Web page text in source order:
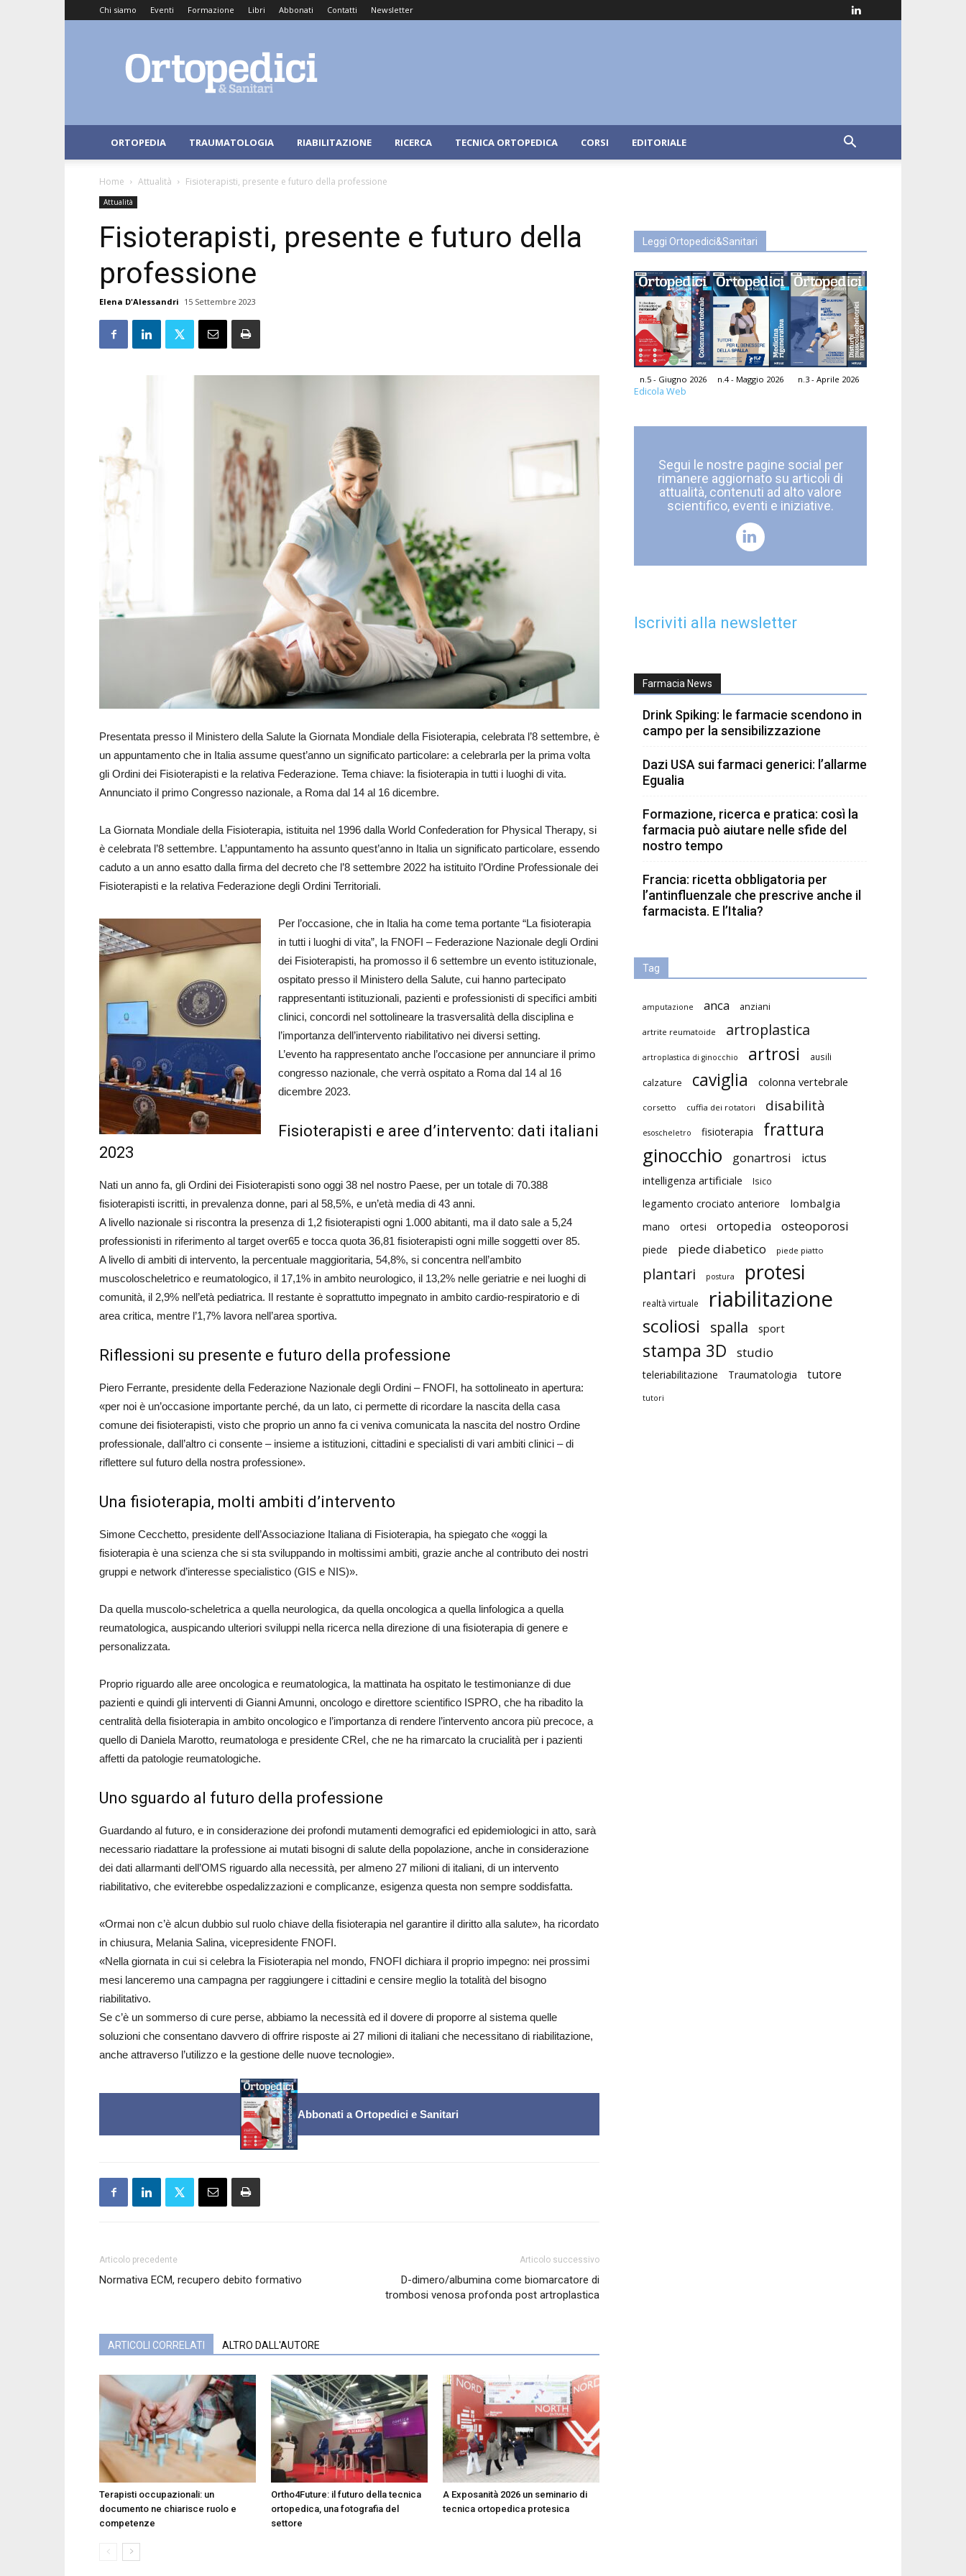
Chi siamo Eventi Formazione Libri Abbonati Contatti Newsletter
e
Sanitari
ORTOPEDIA TRAUMATOLOGIA RIABILITAZIONE RICERCA TECNICA ORTOPEDICA CORSI EDITORIALE
Home Attualità Fisioterapisti, presente e futuro della professione
Attualità
Fisioterapisti, presente e futuro della
professione
Elena D'Alessandri 15 Settembre 2023
Presentata presso il Ministero della Salute la Giornata Mondiale della Fisioterapia, celebrata l’8 settembre, è
un appuntamento che in Italia assume quest’anno un significato particolare: a celebrarla per la prima volta
gli Ordini dei Fisioterapisti e la relativa Federazione. Tema chiave: la fisioterapia in tutti i luoghi di vita.
Annunciato il primo Congresso nazionale, a Roma dal 14 al 16 dicembre.
La Giornata Mondiale della Fisioterapia, istituita nel 1996 dalla World Confederation for Physical Therapy, si
è celebrata l’8 settembre. L’appuntamento ha assunto quest’anno in Italia un significato particolare, essendo
caduto a un anno esatto dalla firma del decreto che l’8 settembre 2022 ha istituito l’Ordine Professionale dei
Fisioterapisti e la relativa Federazione degli Ordini Territoriali.
Per l’occasione, che in Italia ha come tema portante “La fisioterapia
in tutti i luoghi di vita”, la FNOFI – Federazione Nazionale degli Ordini
dei Fisioterapisti, ha promosso il 6 settembre un evento istituzionale,
ospitato presso il Ministero della Salute, cui hanno partecipato
rappresentanti istituzionali, pazienti e professionisti di specifici ambiti
clinici, concordi nel sottolineare la trasversalità della disciplina e
l’importanza dell’intervento riabilitativo nei diversi setting.
L’evento ha rappresentato anche l’occasione per annunciare il primo
congresso nazionale, che verrà ospitato a Roma dal 14 al 16
dicembre 2023.
Fisioterapisti e aree d’intervento: dati italiani
2023
Nati un anno fa, gli Ordini dei Fisioterapisti sono oggi 38 nel nostro Paese, per un totale di 70.388
fisioterapisti iscritti, in prevalenza donne, pari al 58,5%, e un’età media di 43 anni.
A livello nazionale si riscontra la presenza di 1,2 fisioterapisti ogni 1.000 abitanti, ma il dato sale a 5,24
professionisti in riferimento al target over65 e tocca quota 36,81 fisioterapisti ogni mille soggetti over 85.
A livello di ambiti di intervento, la percentuale maggioritaria, 54,8%, si concentra nell’ambito
muscoloscheletrico e reumatologico, il 17,1% in ambito neurologico, il 13,2% nelle geriatrie e nei luoghi di
comunità, il 2,9% nell’età pediatrica. Il restante è soprattutto impegnato in ambito cardio-respiratorio e di
area critica, mentre l’1,7% lavora nell’area sportiva.
Riflessioni su presente e futuro della professione
Piero Ferrante, presidente della Federazione Nazionale degli Ordini – FNOFI, ha sottolineato in apertura:
«per noi è un’occasione importante perché, da un lato, ci permette di ricordare la nascita della casa
comune dei fisioterapisti, visto che proprio un anno fa ci veniva comunicata la nascita del nostro Ordine
professionale, dall’altro ci consente – insieme a istituzioni, cittadini e specialisti di vari ambiti clinici – di
riflettere sul futuro della nostra professione».
Una fisioterapia, molti ambiti d’intervento
Simone Cecchetto, presidente dell’Associazione Italiana di Fisioterapia, ha spiegato che «oggi la
fisioterapia è una scienza che si sta sviluppando in moltissimi ambiti, grazie anche al contributo dei nostri
gruppi e network d’interesse specialistico (GIS e NIS)».
Da quella muscolo-scheletrica a quella neurologica, da quella oncologica a quella linfologica a quella
reumatologica, auspicando ulteriori sviluppi nella ricerca nella direzione di una fisioterapia di genere e
personalizzata.
Proprio riguardo alle aree oncologica e reumatologica, la mattinata ha ospitato le testimonianze di due
pazienti e quindi gli interventi di Gianni Amunni, oncologo e direttore scientifico ISPRO, che ha ribadito la
centralità della fisioterapia in ambito oncologico e l’importanza di rendere l’intervento ancora più precoce, a
quello di Daniela Marotto, reumatologa e presidente CReI, che ne ha rimarcato la crucialità per i pazienti
affetti da patologie reumatologiche.
Uno sguardo al futuro della professione
Guardando al futuro, e in considerazione dei profondi mutamenti demografici ed epidemiologici in atto, sarà
necessario riadattare la professione ai mutati bisogni di salute della popolazione, anche in considerazione
dei dati allarmanti dell’OMS riguardo alla necessità, per almeno 27 milioni di italiani, di un intervento
riabilitativo, che eviterebbe ospedalizzazioni e complicanze, esigenza questa non sempre soddisfatta.
«Ormai non c’è alcun dubbio sul ruolo chiave della fisioterapia nel garantire il diritto alla salute», ha ricordato
in chiusura, Melania Salina, vicepresidente FNOFI.
«Nella giornata in cui si celebra la Fisioterapia nel mondo, FNOFI dichiara il proprio impegno: nei prossimi
mesi lanceremo una campagna per raggiungere i cittadini e censire meglio la totalità del bisogno
riabilitativo.
Se c’è un sommerso di cure perse, abbiamo la necessità ed il dovere di proporre al sistema quelle
soluzioni che consentano davvero di offrire risposte ai 27 milioni di italiani che necessitano di riabilitazione,
anche attraverso l’utilizzo e la gestione delle nuove tecnologie».
Abbonati a Ortopedici e Sanitari
Articolo precedente
Normativa ECM, recupero debito formativo
Articolo successivo
D-dimero/albumina come biomarcatore di
trombosi venosa profonda post artroplastica
ARTICOLI CORRELATI ALTRO DALL'AUTORE
Terapisti occupazionali: un
documento ne chiarisce ruolo e
competenze
Ortho4Future: il futuro della tecnica
ortopedica, una fotografia del
settore
A Exposanità 2026 un seminario di
tecnica ortopedica protesica
Leggi Ortopedici&Sanitari
n.5 - Giugno 2026 n.4 - Maggio 2026 n.3 - Aprile 2026
Edicola Web
Segui le nostre pagine social per
rimanere aggiornato su articoli di
attualità, contenuti ad alto valore
scientifico, eventi e iniziative.
Iscriviti alla newsletter
Farmacia News
Drink Spiking: le farmacie scendono in
campo per la sensibilizzazione
Dazi USA sui farmaci generici: l’allarme
Egualia
Formazione, ricerca e pratica: così la
farmacia può aiutare nelle sfide del
nostro tempo
Francia: ricetta obbligatoria per
l’antinfluenzale che prescrive anche il
farmacista. E l’Italia?
Tag
amputazione anca anziani
artrite reumatoide artroplastica
artroplastica di ginocchio artrosi ausili
calzature caviglia colonna vertebrale
corsetto cuffia dei rotatori disabilità
esoscheletro fisioterapia frattura
ginocchio gonartrosi ictus
intelligenza artificiale Isico
legamento crociato anteriore lombalgia
mano ortesi ortopedia osteoporosi
piede piede diabetico piede piatto
plantari postura protesi
realtà virtuale riabilitazione
scoliosi spalla sport
stampa 3D studio
teleriabilitazione Traumatologia tutore
tutori